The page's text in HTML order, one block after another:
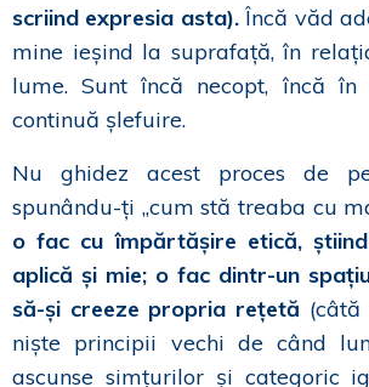
scriind expresia asta).Încă văd
mine ieșind la suprafață, în
lume. Sunt încă necopt, încă în
continuă șlefuire.
Nu ghidez acest proces de
spunându-ți „cum stă treaba cu
o fac cu împărtășire etică,
aplică și mie; o fac dintr-un
să-și creeze propria rețetă (câtă
niște principii vechi de când
ascunse simțurilor și categoric